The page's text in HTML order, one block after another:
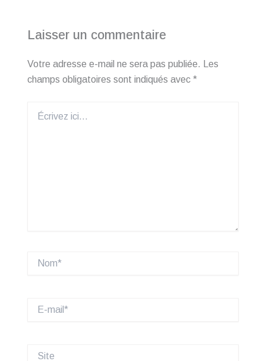
Laisser un commentaire
Votre adresse e-mail ne sera pas publiée.
Les
champs obligatoires sont indiqués avec *
ici…
mail*